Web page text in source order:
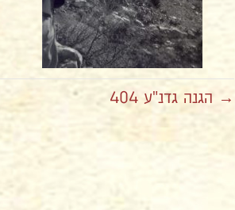
→ הגנה גדנ"ע 404